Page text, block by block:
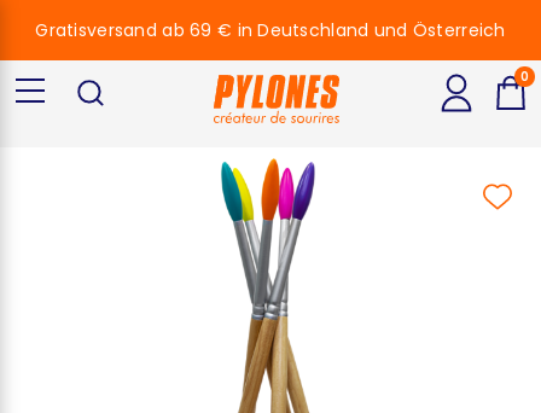
Gratisversand ab 69 € in Deutschland und Österreich
0